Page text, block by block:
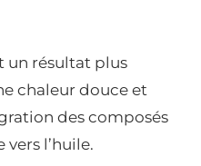
un résultat plus
chaleur douce et
des composés
l’huile.